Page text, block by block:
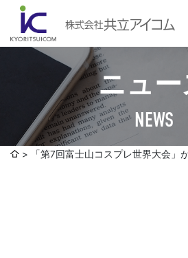
ニュ
NEWS
会社概要
企業理念
SDGsへの取り組み
サービス紹介
Web制作・ホームペ
システム開発
制作実績
「第7回富士山コスプレ世界大会」